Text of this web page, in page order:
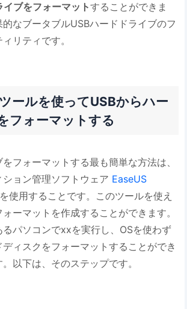
イブをフォーマットすることができま
なブータブルUSBハードドライブのフ
リティです。
ールを使ってUSBからハー
フォーマットする
フォーマットする最も簡単な方法は、
ョン管理ソフトウェア EaseUS
を使用することです。このツールを使え
ーマットを作成することができます。
パソコンでxxを実行し、OSを使わず
ィスクをフォーマットすることができ
以下は、そのステップです。